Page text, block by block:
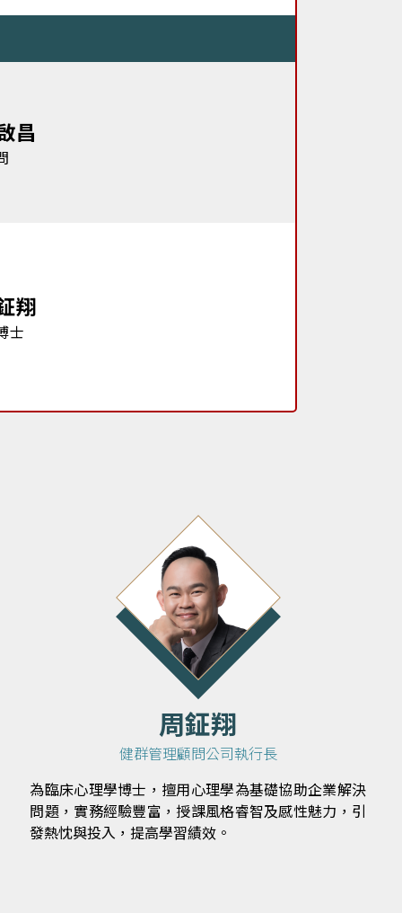
昌
翔
士
周鉦翔
健群管理顧問公司執行長
為臨床心理學博士，擅用心理學為基礎協助企業解決
問題，實務經驗豐富，授課風格睿智及感性魅力，引
發熱忱與投入，提高學習績效。